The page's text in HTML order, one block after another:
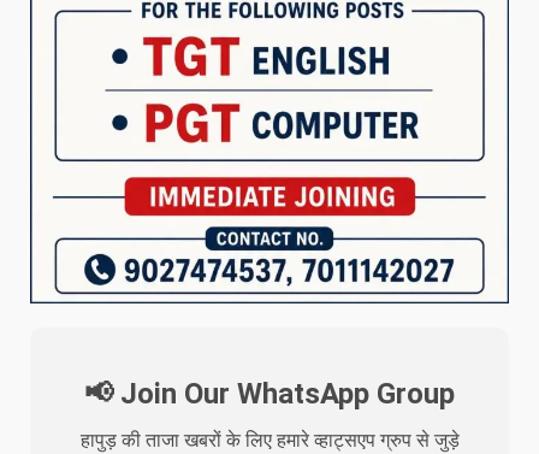
📢 Join Our WhatsApp Group
हापुड़ की ताजा खबरों के लिए हमारे व्हाट्सएप ग्रुप से जुड़े